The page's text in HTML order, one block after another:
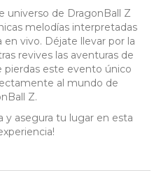
universo de DragonBall Z
melodías interpretadas
vivo. Déjate llevar por la
revives las aventuras de
pierdas este evento único
al mundo de
Z.
y asegura tu lugar en esta